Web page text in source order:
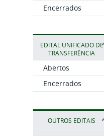
Encerrados
EDITAL UNIFICADO DE
TRANSFERÊNCIA
Abertos
Encerrados
OUTROS EDITAIS